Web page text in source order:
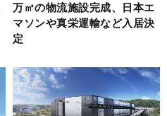
万㎡の物流施設完成、日本エ
マソンや真栄運輸など入居決
定